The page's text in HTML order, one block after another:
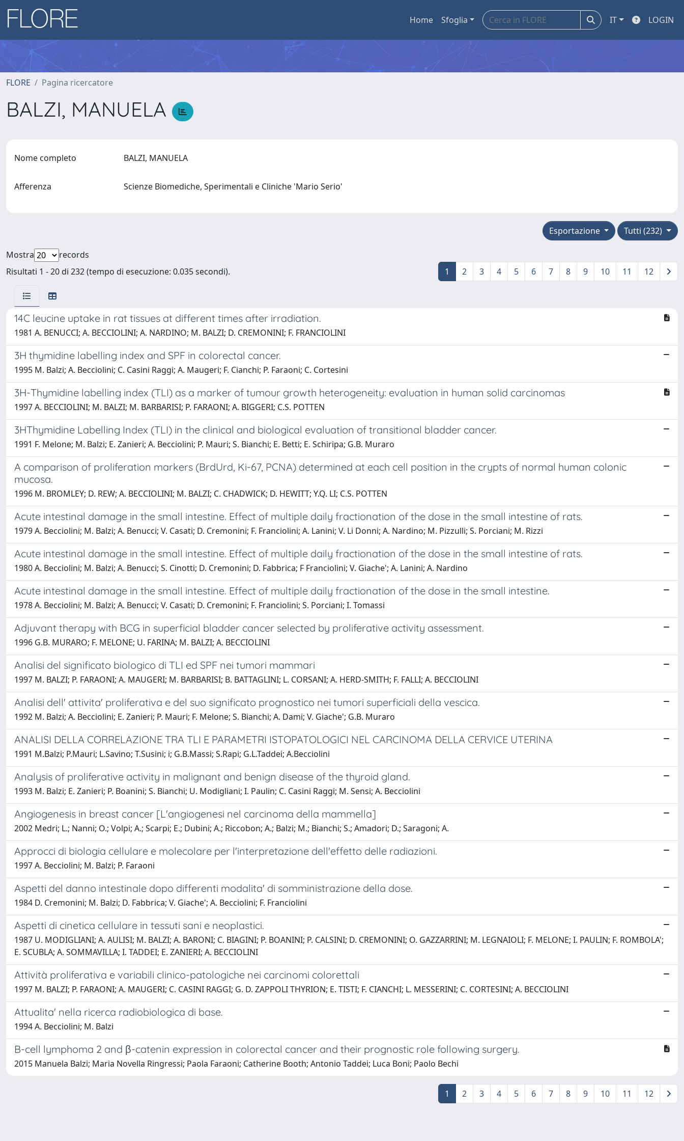
Home Sfoglia IT LOGIN
FLORE Pagina ricercatore
BALZI, MANUELA
Nome completo BALZI, MANUELA
Afferenza Scienze Biomediche, Sperimentali e Cliniche 'Mario Serio'
Tutti (232)
Esportazione
Mostra
records
Risultati 1 - 20 di 232 (tempo di esecuzione: 0.035 secondi).
1 2 3 4 5 6 7 8 9 10 11 12
14C leucine uptake in rat tissues at different times after irradiation.
1981 A. BENUCCI; A. BECCIOLINI; A. NARDINO; M. BALZI; D. CREMONINI; F. FRANCIOLINI
3H thymidine labelling index and SPF in colorectal cancer.
1995 M. Balzi; A. Becciolini; C. Casini Raggi; A. Maugeri; F. Cianchi; P. Faraoni; C. Cortesini
3H-Thymidine labelling index (TLI) as a marker of tumour growth heterogeneity: evaluation in human solid carcinomas
1997 A. BECCIOLINI; M. BALZI; M. BARBARISI; P. FARAONI; A. BIGGERI; C.S. POTTEN
3HThymidine Labelling Index (TLI) in the clinical and biological evaluation of transitional bladder cancer.
1991 F. Melone; M. Balzi; E. Zanieri; A. Becciolini; P. Mauri; S. Bianchi; E. Betti; E. Schiripa; G.B. Muraro
A comparison of proliferation markers (BrdUrd, Ki-67, PCNA) determined at each cell position in the crypts of normal human colonic
mucosa.
1996 M. BROMLEY; D. REW; A. BECCIOLINI; M. BALZI; C. CHADWICK; D. HEWITT; Y.Q. LI; C.S. POTTEN
Acute intestinal damage in the small intestine. Effect of multiple daily fractionation of the dose in the small intestine of rats.
1979 A. Becciolini; M. Balzi; A. Benucci; V. Casati; D. Cremonini; F. Franciolini; A. Lanini; V. Li Donni; A. Nardino; M. Pizzulli; S. Porciani; M. Rizzi
Acute intestinal damage in the small intestine. Effect of multiple daily fractionation of the dose in the small intestine of rats.
1980 A. Becciolini; M. Balzi; A. Benucci; S. Cinotti; D. Cremonini; D. Fabbrica; F Franciolini; V. Giache'; A. Lanini; A. Nardino
Acute intestinal damage in the small intestine. Effect of multiple daily fractionation of the dose in the small intestine.
1978 A. Becciolini; M. Balzi; A. Benucci; V. Casati; D. Cremonini; F. Franciolini; S. Porciani; I. Tomassi
Adjuvant therapy with BCG in superficial bladder cancer selected by proliferative activity assessment.
1996 G.B. MURARO; F. MELONE; U. FARINA; M. BALZI; A. BECCIOLINI
Analisi del significato biologico di TLI ed SPF nei tumori mammari
1997 M. BALZI; P. FARAONI; A. MAUGERI; M. BARBARISI; B. BATTAGLINI; L. CORSANI; A. HERD-SMITH; F. FALLI; A. BECCIOLINI
Analisi dell' attivita' proliferativa e del suo significato prognostico nei tumori superficiali della vescica.
1992 M. Balzi; A. Becciolini; E. Zanieri; P. Mauri; F. Melone; S. Bianchi; A. Dami; V. Giache'; G.B. Muraro
ANALISI DELLA CORRELAZIONE TRA TLI E PARAMETRI ISTOPATOLOGICI NEL CARCINOMA DELLA CERVICE UTERINA
1991 M.Balzi; P.Mauri; L.Savino; T.Susini; i; G.B.Massi; S.Rapi; G.L.Taddei; A.Becciolini
Analysis of proliferative activity in malignant and benign disease of the thyroid gland.
1993 M. Balzi; E. Zanieri; P. Boanini; S. Bianchi; U. Modigliani; I. Paulin; C. Casini Raggi; M. Sensi; A. Becciolini
Angiogenesis in breast cancer [L'angiogenesi nel carcinoma della mammella]
2002 Medri; L.; Nanni; O.; Volpi; A.; Scarpi; E.; Dubini; A.; Riccobon; A.; Balzi; M.; Bianchi; S.; Amadori; D.; Saragoni; A.
Approcci di biologia cellulare e molecolare per l'interpretazione dell'effetto delle radiazioni.
1997 A. Becciolini; M. Balzi; P. Faraoni
Aspetti del danno intestinale dopo differenti modalita' di somministrazione della dose.
1984 D. Cremonini; M. Balzi; D. Fabbrica; V. Giache'; A. Becciolini; F. Franciolini
Aspetti di cinetica cellulare in tessuti sani e neoplastici.
1987 U. MODIGLIANI; A. AULISI; M. BALZI; A. BARONI; C. BIAGINI; P. BOANINI; P. CALSINI; D. CREMONINI; O. GAZZARRINI; M. LEGNAIOLI; F. MELONE; I. PAULIN; F. ROMBOLA';
E. SCUBLA; A. SOMMAVILLA; I. TADDEI; E. ZANIERI; A. BECCIOLINI
Attività proliferativa e variabili clinico-patologiche nei carcinomi colorettali
1997 M. BALZI; P. FARAONI; A. MAUGERI; C. CASINI RAGGI; G. D. ZAPPOLI THYRION; E. TISTI; F. CIANCHI; L. MESSERINI; C. CORTESINI; A. BECCIOLINI
Attualita' nella ricerca radiobiologica di base.
1994 A. Becciolini; M. Balzi
B-cell lymphoma 2 and β-catenin expression in colorectal cancer and their prognostic role following surgery.
2015 Manuela Balzi; Maria Novella Ringressi; Paola Faraoni; Catherine Booth; Antonio Taddei; Luca Boni; Paolo Bechi
1 2 3 4 5 6 7 8 9 10 11 12